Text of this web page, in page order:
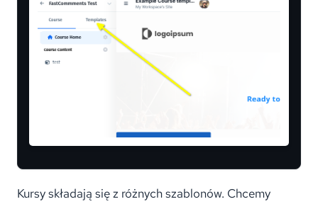
Kursy składają się z różnych szablonów. Chcemy